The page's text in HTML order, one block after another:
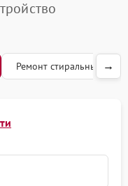
Ремонт стиральных→